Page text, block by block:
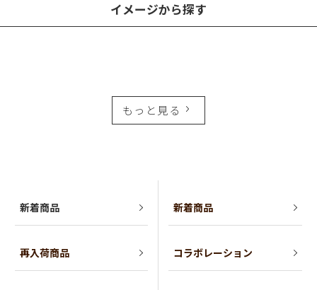
イメージから探す
もっと見る
新着商品
再入荷商品
新着商品
コラボレーション